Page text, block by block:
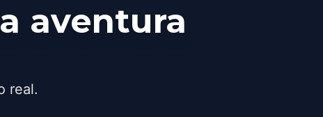
aventura
real.